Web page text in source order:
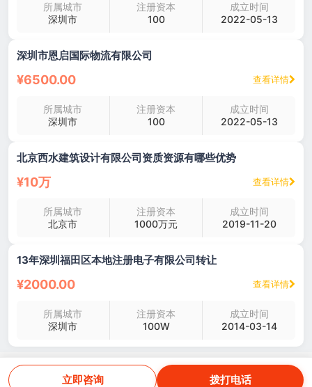
所属城市
深圳市
注册资本
100
成立时间
2022-05-13
深圳市恩启国际物流有限公司
¥6500.00 查看详情
所属城市
深圳市
注册资本
100
成立时间
2022-05-13
北京西水建筑设计有限公司资质资源有哪些优势
¥10万 查看详情
所属城市
北京市
注册资本
1000万元
成立时间
2019-11-20
13年深圳福田区本地注册电子有限公司转让
¥2000.00 查看详情
所属城市
深圳市
注册资本
100W
成立时间
2014-03-14
立即咨询 拨打电话